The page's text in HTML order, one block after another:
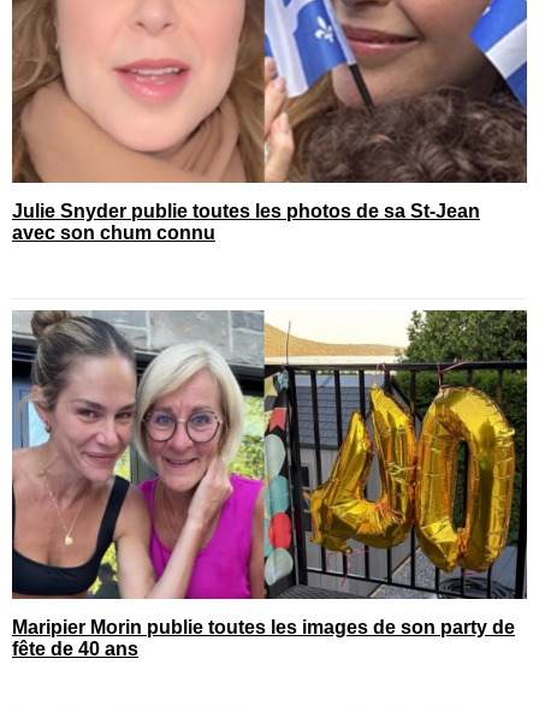
Julie Snyder publie toutes les photos de sa St-Jean
avec son chum connu
Maripier Morin publie toutes les images de son party de
fête de 40 ans